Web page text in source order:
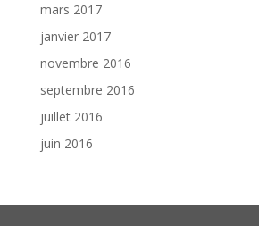
mars 2017
janvier 2017
novembre 2016
septembre 2016
juillet 2016
juin 2016